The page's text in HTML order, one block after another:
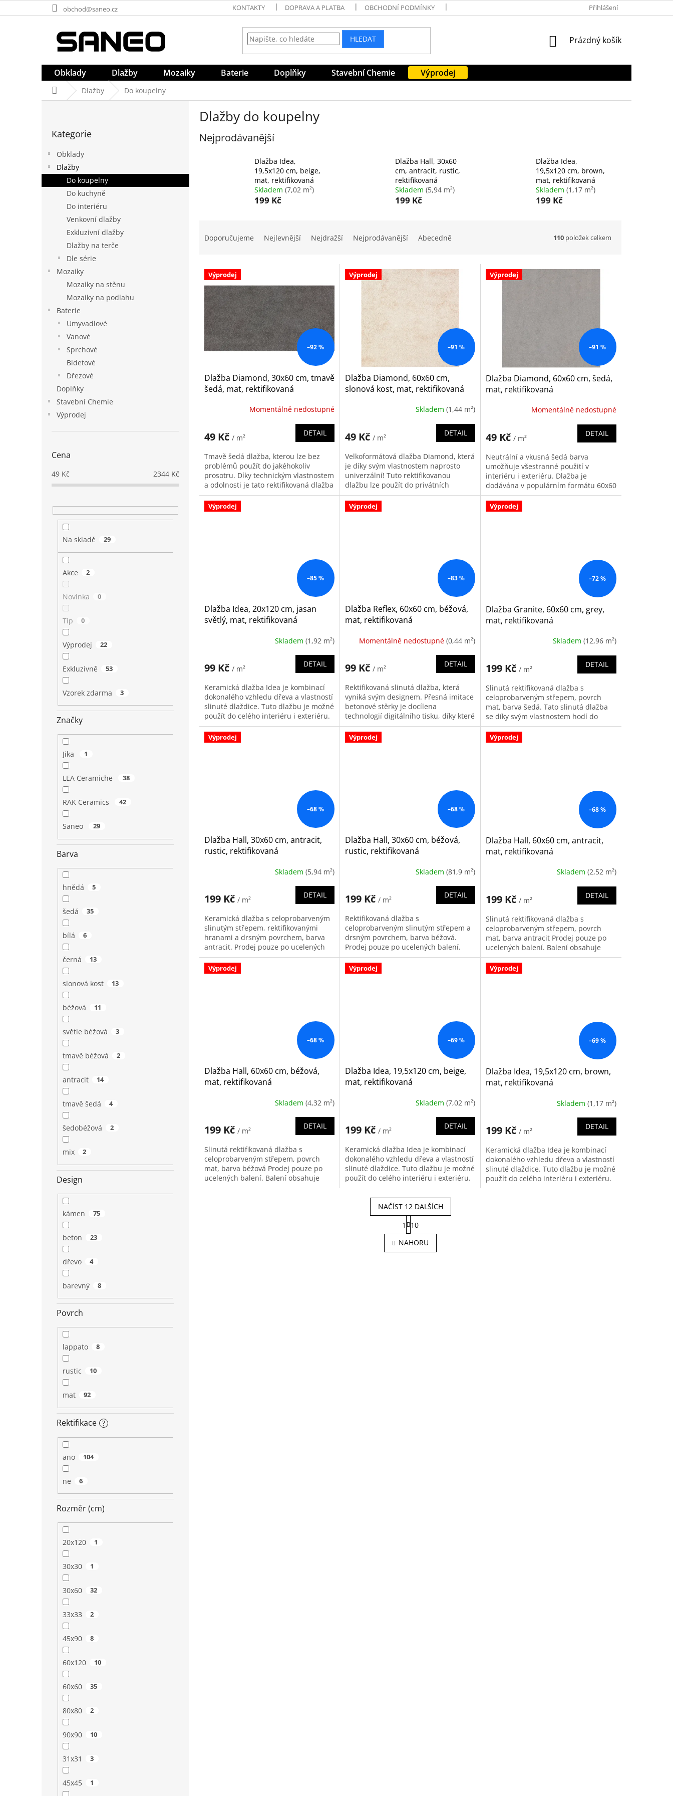
na
obchod@saneo.cz KONTAKTY DOPRAVA A PLATBA OBCHODNÍ PODMÍNKY FORMULÁŘE KE STAŽENÍ
Přihlášení
HLEDAT
NÁKUPNÍ
Prázdný košík
Obklady Dlažby Mozaiky Baterie Doplňky Stavební Chemie Výprodej
Domů Dlažby Do koupelny
n
kategorie
Kategorie
Obklady
Dlažby
Do koupelny
Do kuchyně
Do interiéru
Venkovní dlažby
Exkluzivní dlažby
Dlažby na terče
Dle série
Mozaiky
Mozaiky na stěnu
Mozaiky na podlahu
Baterie
Umyvadlové
Vanové
Sprchové
Bidetové
Dřezové
Doplňky
Stavební Chemie
Výprodej
Cena
49 Kč 2344 Kč
Na skladě 29
Akce 2
Novinka 0
Tip 0
Výprodej 22
Exkluzivně 53
Vzorek zdarma 3
Značky
Jika 1
LEA Ceramiche 38
RAK Ceramics 42
Saneo 29
Barva
hnědá 5
šedá 35
bílá 6
černá 13
slonová kost 13
béžová 11
světle béžová 3
tmavě béžová 2
antracit 14
tmavě šedá 4
šedobéžová 2
mix 2
Design
kámen 75
beton 23
dřevo 4
barevný 8
Povrch
lappato 8
rustic 10
mat 92
Rektifikace ?
ano 104
ne 6
Rozměr (cm)
20x120 1
30x30 1
30x60 32
33x33 2
45x90 8
60x120 10
60x60 35
80x80 2
90x90 10
31x31 3
45x45 1
Dlažby do koupelny
Nejprodávanější
Dlažba Idea,
19,5x120 cm, beige,
mat, rektifikovaná
Skladem (7,02 m²)
199 Kč
Dlažba Hall, 30x60
cm, antracit, rustic,
rektifikovaná
Skladem (5,94 m²)
199 Kč
Dlažba Idea,
19,5x120 cm, brown,
mat, rektifikovaná
Skladem (1,17 m²)
199 Kč
n
p
u
Doporučujeme Nejlevnější Nejdražší Nejprodávanější Abecedně 110 položek celkem
V
p
o
Výprodej
–92 %
Dlažba Diamond, 30x60 cm, tmavě
šedá, mat, rektifikovaná
Momentálně nedostupné
49 Kč / m²
DETAIL
Tmavě šedá dlažba, kterou lze bez
problémů použít do jakéhokoliv
prosotru. Díky technickým vlastnostem
a odolnosti je tato rektifikovaná dlažba
vhodná i pro komerční prostory s...
Výprodej
–91 %
Dlažba Diamond, 60x60 cm,
slonová kost, mat, rektifikovaná
Skladem (1,44 m²)
49 Kč / m²
DETAIL
Velkoformátová dlažba Diamond, která
je díky svým vlastnostem naprosto
univerzální! Tuto rektifikovanou
dlažbu lze použít do privátních
prostor, komerčních prostor a je
vhodná i...
Výprodej
–91 %
Dlažba Diamond, 60x60 cm, šedá,
mat, rektifikovaná
Momentálně nedostupné
49 Kč / m²
DETAIL
Neutrální a vkusná šedá barva
umožňuje všestranné použití v
interiéru i exteriéru. Dlažba je
dodávána v populárním formátu 60x60
cm. Prodej pouze po ucelených balení.
Balení...
Výprodej
–85 %
Dlažba Idea, 20x120 cm, jasan
světlý, mat, rektifikovaná
Skladem (1,92 m²)
99 Kč / m²
DETAIL
Keramická dlažba Idea je kombinací
dokonalého vzhledu dřeva a vlastností
slinuté dlaždice. Tuto dlažbu je možné
použít do celého interiéru i exteriéru.
Prodej pouze po ucelených...
Výprodej
–83 %
Dlažba Reflex, 60x60 cm, béžová,
mat, rektifikovaná
Momentálně nedostupné (0,44 m²)
99 Kč / m²
DETAIL
Rektifikovaná slinutá dlažba, která
vyniká svým designem. Přesná imitace
betonové stěrky je docílena
technologií digitálního tisku, díky které
je každá dlaždice prakticky originál.
Výprodej
–72 %
Dlažba Granite, 60x60 cm, grey,
mat, rektifikovaná
Skladem (12,96 m²)
199 Kč / m²
DETAIL
Slinutá rektifikovaná dlažba s
celoprobarveným střepem, povrch
mat, barva šedá. Tato slinutá dlažba
se díky svým vlastnostem hodí do
interiéru i exteriéru a je vhodná i do...
Výprodej
–68 %
Dlažba Hall, 30x60 cm, antracit,
rustic, rektifikovaná
Skladem (5,94 m²)
199 Kč / m²
DETAIL
Keramická dlažba s celoprobarveným
slinutým střepem, rektifikovanými
hranami a drsným povrchem, barva
antracit. Prodej pouze po ucelených
balení. Balení obsahuje 1,08 m2
Výprodej
–68 %
Dlažba Hall, 30x60 cm, béžová,
rustic, rektifikovaná
Skladem (81,9 m²)
199 Kč / m²
DETAIL
Rektifikovaná dlažba s
celoprobarveným slinutým střepem a
drsným povrchem, barva béžová.
Prodej pouze po ucelených balení.
Balení obsahuje 1,08 m2
Výprodej
–68 %
Dlažba Hall, 60x60 cm, antracit,
mat, rektifikovaná
Skladem (2,52 m²)
199 Kč / m²
DETAIL
Slinutá rektifikovaná dlažba s
celoprobarveným střepem, povrch
mat, barva antracit Prodej pouze po
ucelených balení. Balení obsahuje
1,44 m2
Výprodej
–68 %
Dlažba Hall, 60x60 cm, béžová,
mat, rektifikovaná
Skladem (4,32 m²)
199 Kč / m²
DETAIL
Slinutá rektifikovaná dlažba s
celoprobarveným střepem, povrch
mat, barva béžová Prodej pouze po
ucelených balení. Balení obsahuje
Výprodej
–69 %
Dlažba Idea, 19,5x120 cm, beige,
mat, rektifikovaná
Skladem (7,02 m²)
199 Kč / m²
DETAIL
Keramická dlažba Idea je kombinací
dokonalého vzhledu dřeva a vlastností
slinuté dlaždice. Tuto dlažbu je možné
použít do celého interiéru i exteriéru.
Výprodej
–69 %
Dlažba Idea, 19,5x120 cm, brown,
mat, rektifikovaná
Skladem (1,17 m²)
199 Kč / m²
DETAIL
Keramická dlažba Idea je kombinací
dokonalého vzhledu dřeva a vlastností
slinuté dlaždice. Tuto dlažbu je možné
použít do celého interiéru i exteriéru.
O
v
l
NAČÍST 12 DALŠÍCH
S
t
r
á
n
1
10
NAHORU